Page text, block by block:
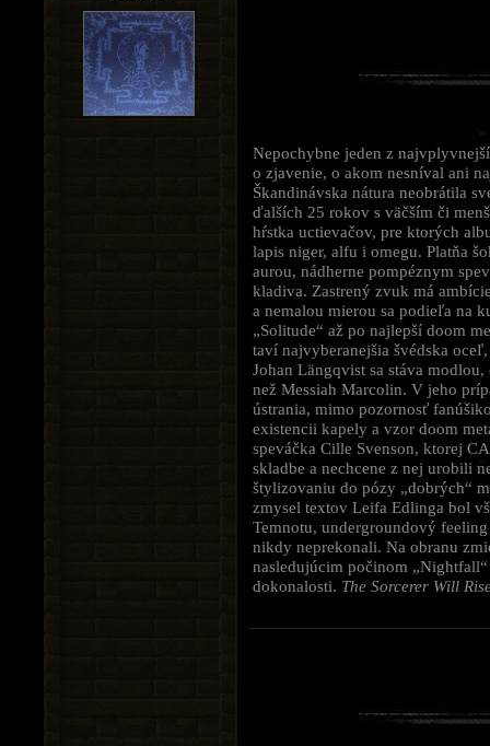
Nepochybne jeden z
o zjavenie, o akom nesníval ani
Škandinávska nátura neobrátila
ďalších 25 rokov s väčším či
hŕstka uctievačov, pre ktorých
lapis niger, alfu i omegu. Platňa
aurou, nádherne pompéznym
kladiva. Zastrený zvuk má
a nemalou mierou sa podieľa na
„Solitude“ až po najlepší doom
taví najvyberanejšia švédska
Johan Längqvist sa stáva
než Messiah Marcolin. V jeho
ústrania, mimo pozornosť
existencii kapely a vzor doom
speváčka Cille Svenson, ktorej
skladbe a nechcene z nej urobili
štylizovaniu do pózy „dobrých“
zmysel textov Leifa Edlinga bol
Temnotu, undergroundový
nikdy neprekonali. Na obranu
nasledujúcim počinom
dokonalosti. The Sorcerer Will